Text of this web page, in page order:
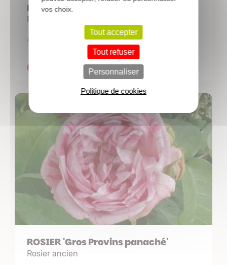
ROSIER 'Golden Delight'
Rosier à fleurs groupées
8,30 €
ROSIER 'Gros Provins panaché'
Rosier ancien
vos choix.
Tout accepter
Tout refuser
Personnaliser
Politique de cookies